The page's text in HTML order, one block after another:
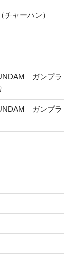
ャーハン）
ガンプラ
ガンプラ